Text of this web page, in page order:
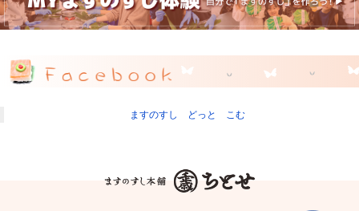
ますのすし どっと こむ